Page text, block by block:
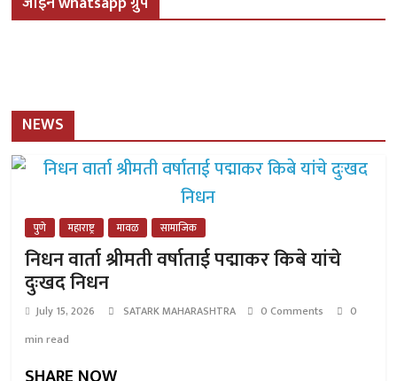
NEWS
पुणे महाराष्ट्र मावळ सामाजिक
निधन वार्ता श्रीमती वर्षाताई पद्माकर किबे यांचे
दुःखद निधन
July 15, 2026 SATARK MAHARASHTRA 0 Comments
0
min read